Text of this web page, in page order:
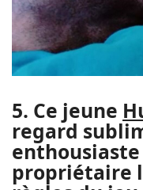
5. Ce jeune
regard
propriétaire